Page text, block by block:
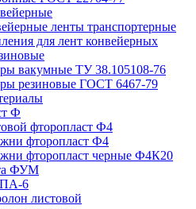
ленты транспортерные
для лент конвейерных
вакумные ТУ 38.105108-76
резиновые ГОСТ 6467-79
Ф
фторопласт Ф4
фторопласт Ф4
фторопласт черные Ф4К20
ФУМ
ПА-6
листовой